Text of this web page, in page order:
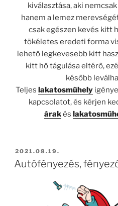
kiválasztása, aki
hanem a lemez
csak egészen kevés kitt
tökéletes eredeti forma
lehető legkevesebb kitt
kitt hő tágulása eltérő,
később
Teljes lakatosműhely
kapcsolatot, és kérjen
árakés
BEKÜLDVE:
2021.08.19.
Autófényezés,